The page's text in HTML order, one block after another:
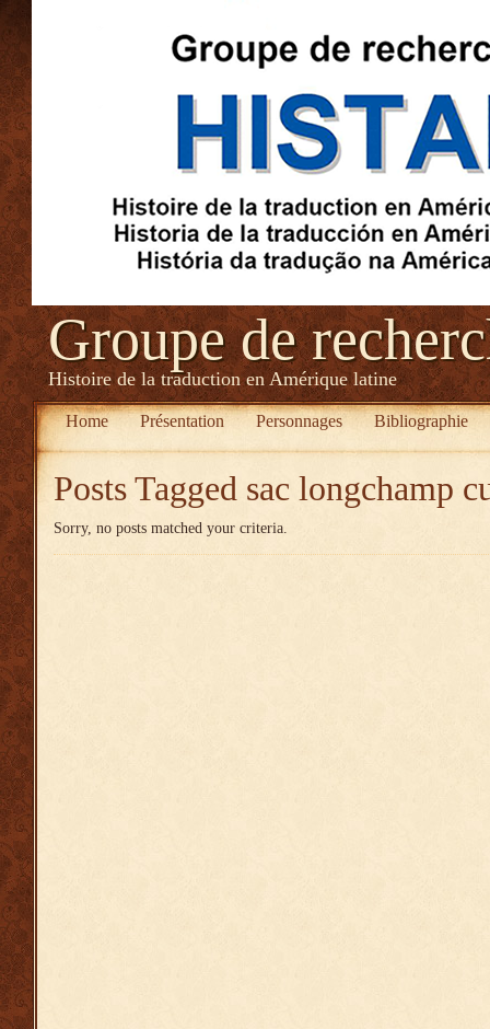
Groupe de
Histoire de la traduction en Amérique latine
Home Présentation Personnages Bibliographie
Posts Tagged sac longchamp
Sorry, no posts matched your criteria.